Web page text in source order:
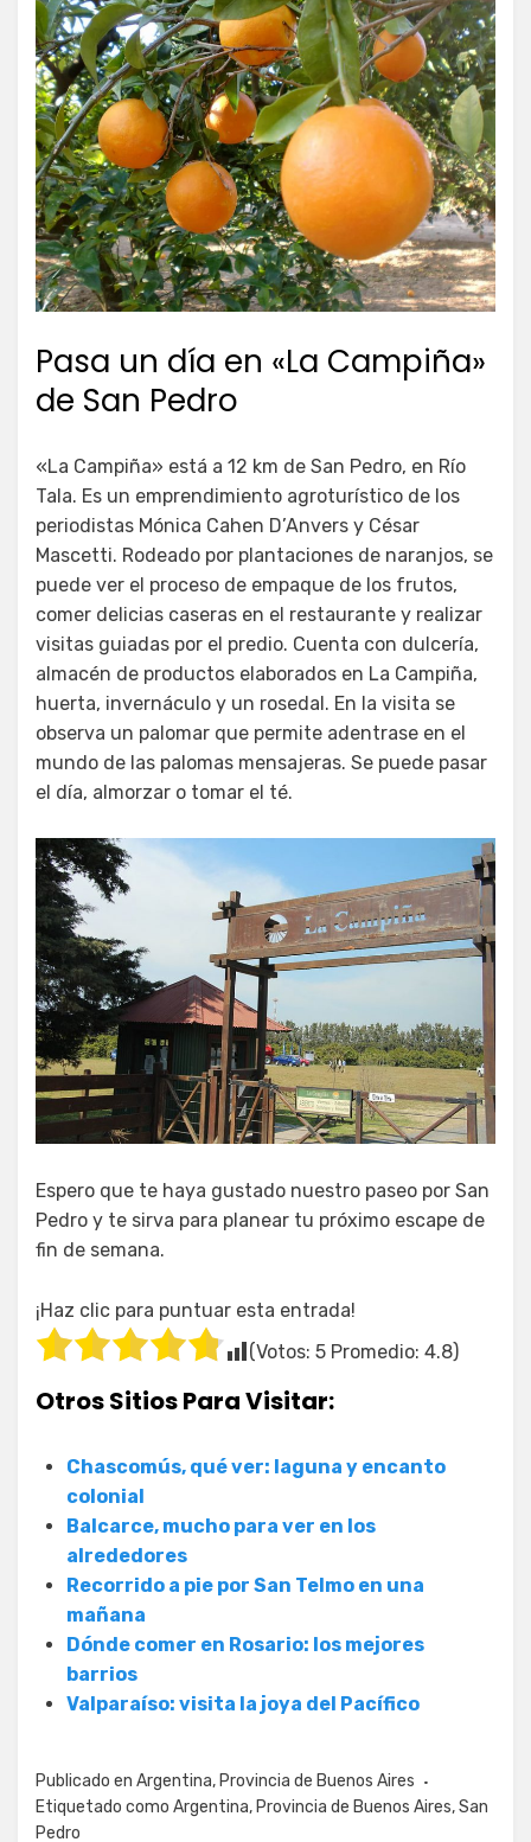
Pasa un día en «La Campiña»
de San Pedro
«La Campiña» está a 12 km de San Pedro, en Río
Tala. Es un emprendimiento agroturístico de los
periodistas Mónica Cahen D’Anvers y César
Mascetti. Rodeado por plantaciones de naranjos, se
puede ver el proceso de empaque de los frutos,
comer delicias caseras en el restaurante y realizar
visitas guiadas por el predio. Cuenta con dulcería,
almacén de productos elaborados en La Campiña,
huerta, invernáculo y un rosedal. En la visita se
observa un palomar que permite adentrase en el
mundo de las palomas mensajeras. Se puede pasar
el día, almorzar o tomar el té.
Espero que te haya gustado nuestro paseo por San
Pedro y te sirva para planear tu próximo escape de
fin de semana.
¡Haz clic para puntuar esta entrada!
(Votos: 5 Promedio: 4.8)
Otros Sitios Para Visitar:
Chascomús, qué ver: laguna y encanto
colonial
Balcarce, mucho para ver en los
alrededores
Recorrido a pie por San Telmo en una
mañana
Dónde comer en Rosario: los mejores
barrios
Valparaíso: visita la joya del Pacífico
Publicado en Argentina, Provincia de Buenos Aires
Etiquetado como Argentina, Provincia de Buenos Aires,San
Pedro